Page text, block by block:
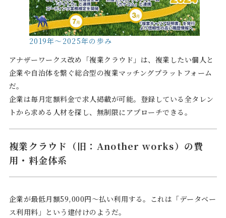
2019年～2025年の歩み
アナザーワークス改め「複業クラウド」は、複業したい個人と
企業や自治体を繋ぐ総合型の複業マッチングプラットフォーム
だ。
企業は毎月定額料金で求人掲載が可能。登録している全タレン
トから求める人材を探し、無制限にアプローチできる。
複業クラウド（旧：Another works）の費
用・料金体系
企業が最低月額59,000円～払い利用する。これは「データベー
ス利用料」という建付けのようだ。